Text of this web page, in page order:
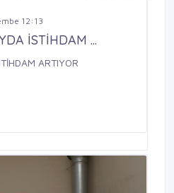
12:13
İSTİHDAM ...
ARTIYOR